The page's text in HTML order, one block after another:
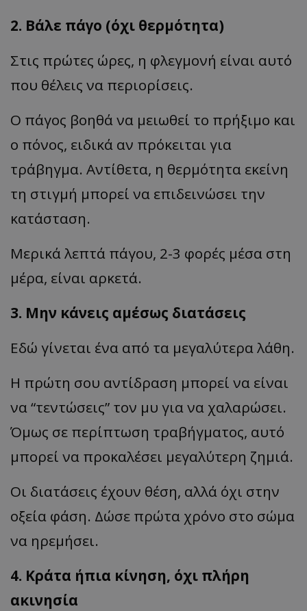
2. Βάλε πάγο (όχι θερμότητα)
Στις πρώτες ώρες, η φλεγμονή είναι αυτό
που θέλεις να περιορίσεις.
Ο πάγος βοηθά να μειωθεί το πρήξιμο και
ο πόνος, ειδικά αν πρόκειται για
τράβηγμα. Αντίθετα, η θερμότητα εκείνη
τη στιγμή μπορεί να επιδεινώσει την
κατάσταση.
Μερικά λεπτά πάγου, 2-3 φορές μέσα στη
μέρα, είναι αρκετά.
3. Μην κάνεις αμέσως διατάσεις
Εδώ γίνεται ένα από τα μεγαλύτερα λάθη.
Η πρώτη σου αντίδραση μπορεί να είναι
να “τεντώσεις” τον μυ για να χαλαρώσει.
Όμως σε περίπτωση τραβήγματος, αυτό
μπορεί να προκαλέσει μεγαλύτερη ζημιά.
Οι διατάσεις έχουν θέση, αλλά όχι στην
οξεία φάση. Δώσε πρώτα χρόνο στο σώμα
να ηρεμήσει.
4. Κράτα ήπια κίνηση, όχι πλήρη
ακινησία